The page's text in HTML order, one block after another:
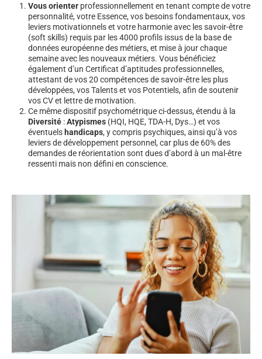
Vous orienter professionnellement en tenant compte de votre
personnalité, votre Essence, vos besoins fondamentaux, vos
leviers motivationnels et votre harmonie avec les savoir-être
(soft skills) requis par les 4000 profils issus de la base de
données européenne des métiers, et mise à jour chaque
semaine avec les nouveaux métiers. Vous bénéficiez
également d’un Certificat d’aptitudes professionnelles,
attestant de vos 20 compétences de savoir-être les plus
développées, vos Talents et vos Potentiels, afin de soutenir
vos CV et lettre de motivation.
Ce même dispositif psychométrique ci-dessus, étendu à la
Diversité :Atypismes (HQI, HQE, TDA-H, Dys…) et vos
éventuels handicaps, y compris psychiques, ainsi qu’à vos
leviers de développement personnel, car plus de 60% des
demandes de réorientation sont dues d’abord à un mal-être
ressenti mais non défini en conscience.